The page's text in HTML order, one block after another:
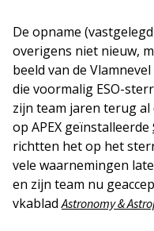
De opname
overigens niet nieuw,
beeld van de
die voormalig ESO-
zijn team jaren terug al
op APEX geïnstalleerde
richtten het op het
vele waarnemingen
en zijn team nu
vkabladAstronomy &